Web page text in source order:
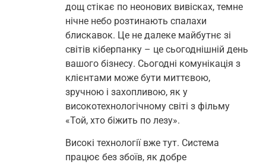
дощ стікає по неонових вивісках, темне
нічне небо розтинають спалахи
блискавок. Це не далеке майбутнє зі
світів кіберпанку – це сьогоднішній день
вашого бізнесу. Сьогодні комунікація з
клієнтами може бути миттєвою,
зручною і захопливою, як у
високотехнологічному світі з фільму
«Той, хто біжить по лезу».
Високі технології вже тут. Система
працює без збоїв, як добре